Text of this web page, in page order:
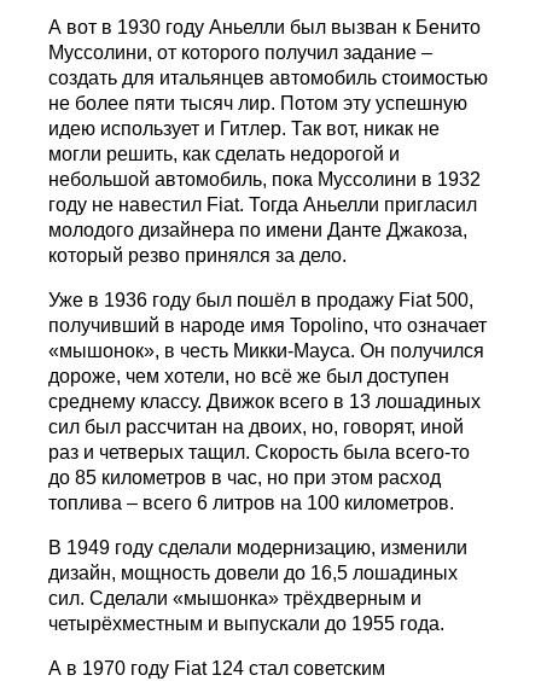
А вот в 1930 году Аньелли был вызван к Бенито
Муссолини, от которого получил задание –
создать для итальянцев автомобиль стоимостью
не более пяти тысяч лир. Потом эту успешную
идею использует и Гитлер. Так вот, никак не
могли решить, как сделать недорогой и
небольшой автомобиль, пока Муссолини в 1932
году не навестил Fiat. Тогда Аньелли пригласил
молодого дизайнера по имени Данте Джакоза,
который резво принялся за дело.
Уже в 1936 году был пошёл в продажу Fiat 500,
получивший в народе имя Topolino, что означает
«мышонок», в честь Микки-Мауса. Он получился
дороже, чем хотели, но всё же был доступен
среднему классу. Движок всего в 13 лошадиных
сил был рассчитан на двоих, но, говорят, иной
раз и четверых тащил. Скорость была всего-то
до 85 километров в час, но при этом расход
топлива – всего 6 литров на 100 километров.
В 1949 году сделали модернизацию, изменили
дизайн, мощность довели до 16,5 лошадиных
сил. Сделали «мышонка» трёхдверным и
четырёхместным и выпускали до 1955 года.
А в 1970 году Fiat 124 стал советским